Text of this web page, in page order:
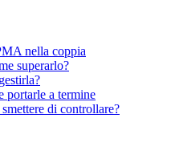
nella coppia
superarlo?
portarle a termine
di controllare?